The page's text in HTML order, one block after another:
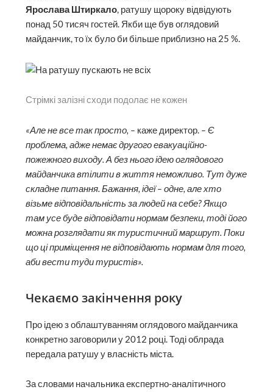
Ярослава Штиркало, ратушу щороку відвідують
понад 50 тисяч гостей. Якби ще був оглядовий
майданчик, то їх було би більше приблизно на 25 %.
Стрімкі залізні сходи подолає не кожен
«Але не все так просто, – каже директор. – Є
проблема, адже немає другого евакуаційно-
пожежного виходу. А без нього ідею оглядового
майданчика втілити в життя неможливо. Тут дуже
складне питання. Бажання, ідеї – одне, але хто
візьме відповідальність за людей на себе? Якщо
там усе буде відповідати нормам безпеки, тоді його
можна розглядати як туристичний маршрут. Поки
що ці приміщення не відповідають нормам для того,
аби вести туди туристів».
Чекаємо закінчення року
Про ідею з облаштуванням оглядового майданчика
конкретно заговорили у 2012 році. Тоді облрада
передала ратушу у власність міста.
За словами начальника експертно-аналітичного